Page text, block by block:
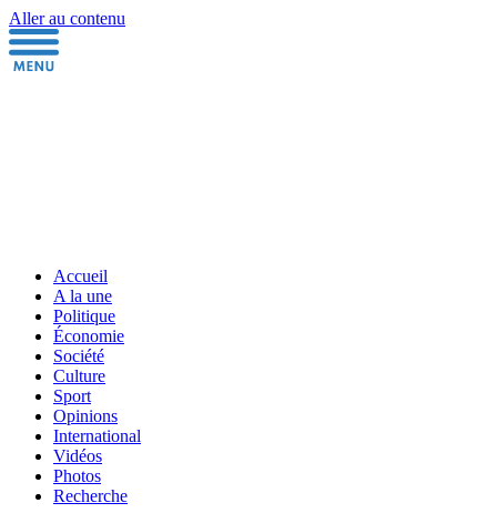
Aller au contenu
Accueil
A la une
Politique
Économie
Société
Culture
Sport
Opinions
International
Vidéos
Photos
Recherche